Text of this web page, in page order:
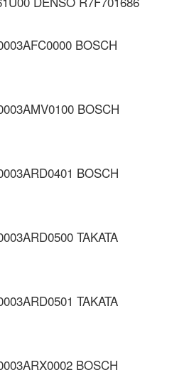
BOSCH
BOSCH
BOSCH
TAKATA
TAKATA
BOSCH